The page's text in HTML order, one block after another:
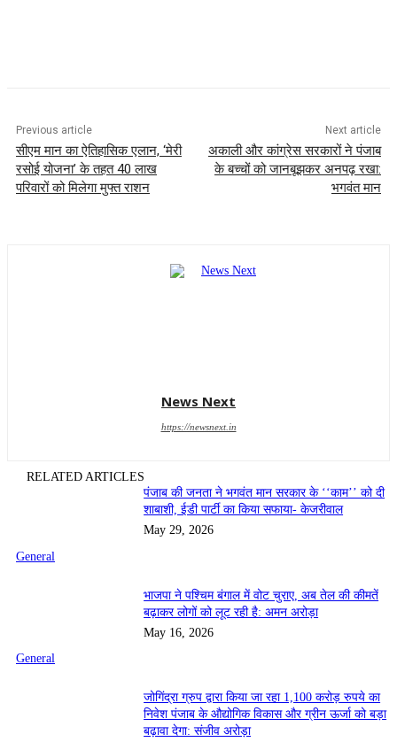
Previous article
सीएम मान का ऐतिहासिक एलान, ‘मेरी
रसोई योजना’ के तहत 40 लाख
परिवारों को मिलेगा मुफ्त राशन
Next article
अकाली और कांग्रेस सरकारों ने पंजाब
के बच्चों को जानबूझकर अनपढ़ रखा:
भगवंत मान
News Next
https://newsnext.in
RELATED ARTICLES
General
पंजाब की जनता ने भगवंत मान सरकार के ‘‘काम’’ को दी
शाबाशी, ईडी पार्टी का किया सफाया- केजरीवाल
May 29, 2026
General
भाजपा ने पश्चिम बंगाल में वोट चुराए, अब तेल की कीमतें
बढ़ाकर लोगों को लूट रही है: अमन अरोड़ा
May 16, 2026
जोगिंद्रा ग्रुप द्वारा किया जा रहा 1,100 करोड़ रुपये का
निवेश पंजाब के औद्योगिक विकास और ग्रीन ऊर्जा को बड़ा
बढ़ावा देगा: संजीव अरोड़ा